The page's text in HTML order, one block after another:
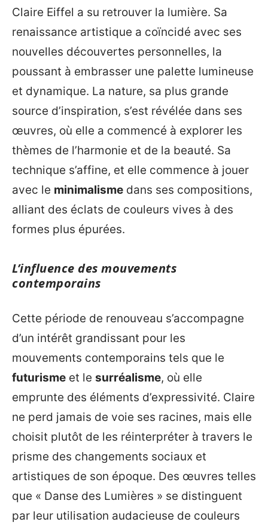
Claire Eiffel a su retrouver la lumière. Sa
renaissance artistique a coïncidé avec ses
nouvelles découvertes personnelles, la
poussant à embrasser une palette lumineuse
et dynamique. La nature, sa plus grande
source d’inspiration, s’est révélée dans ses
œuvres, où elle a commencé à explorer les
thèmes de l’harmonie et de la beauté. Sa
technique s’affine, et elle commence à jouer
avec le minimalisme dans ses compositions,
alliant des éclats de couleurs vives à des
formes plus épurées.
L’influence des mouvements
contemporains
Cette période de renouveau s’accompagne
d’un intérêt grandissant pour les
mouvements contemporains tels que le
futurisme et le surréalisme, où elle
emprunte des éléments d’expressivité. Claire
ne perd jamais de voie ses racines, mais elle
choisit plutôt de les réinterpréter à travers le
prisme des changements sociaux et
artistiques de son époque. Des œuvres telles
que « Danse des Lumières » se distinguent
par leur utilisation audacieuse de couleurs